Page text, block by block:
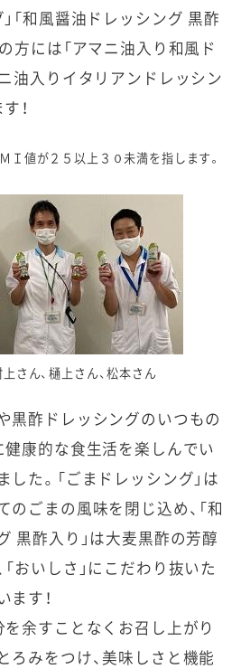
「和風醤油ドレッシング 黒酢
方には「アマニ油入り和風ド
ニ油入りイタリアンドレッシン
！
値が２５以上３０未満を指します。
さん、樋上さん、松本さん
黒酢ドレッシングのいつもの
健康的な食生活を楽しんでい
た。「ごまドレッシング」は
ごまの風味を閉じ込め、「和
黒酢入り」は大麦黒酢の芳醇
おいしさ」にこだわり抜いた
ます！
を余すことなくお召し上がり
ろみをつけ、美味しさと機能